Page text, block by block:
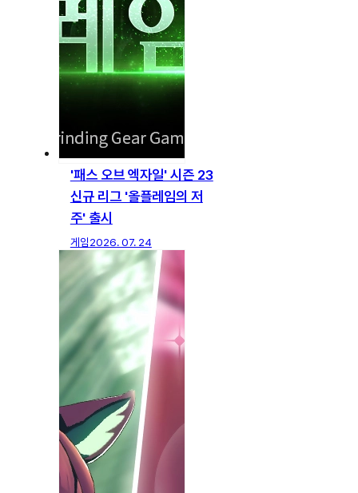
'패스 오브 엑자일' 시즌 23
신규 리그 '올플레임의 저
주' 출시
게임2026. 07. 24